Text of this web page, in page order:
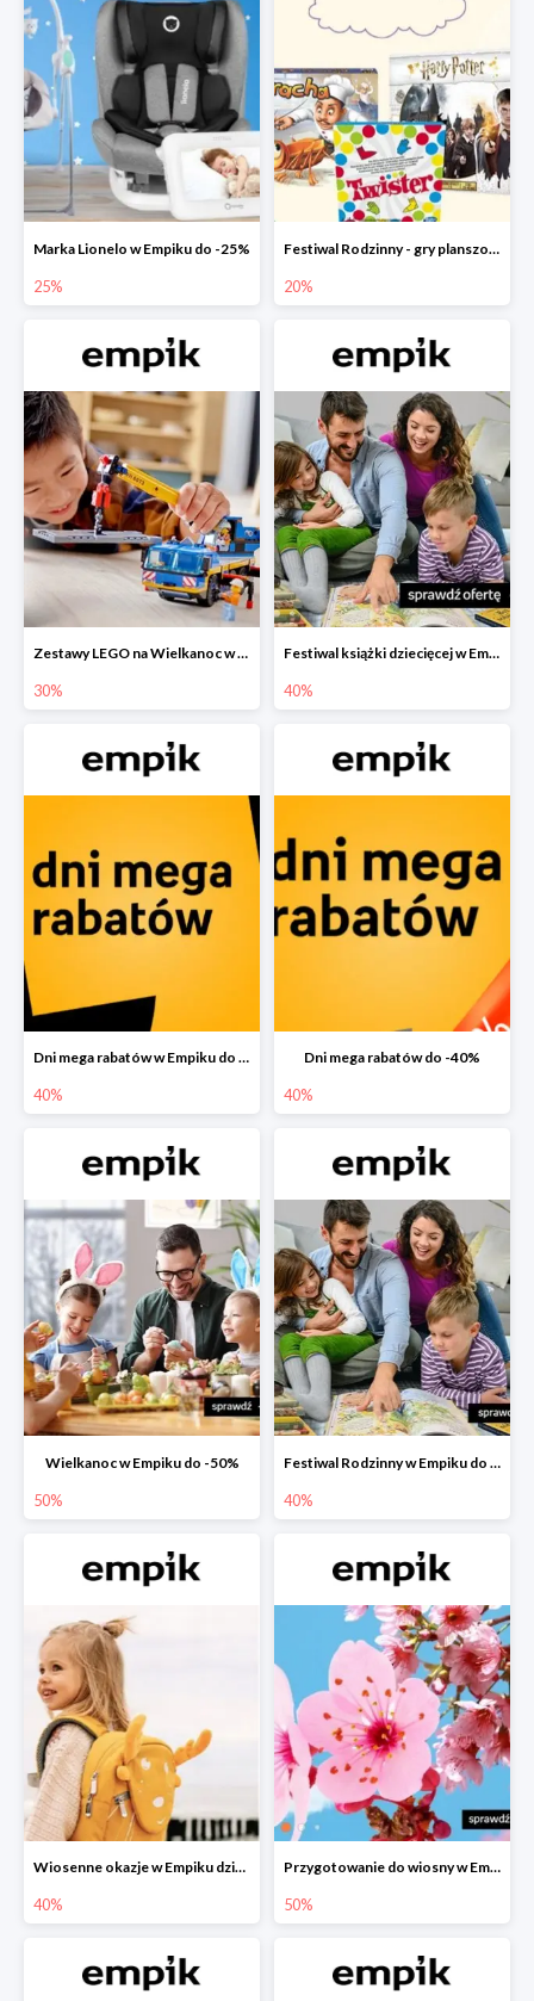
Marka Lionelo w Empiku do -25%
25%
Festiwal Rodzinny - gry planszowe w Empiku do -20%
20%
Zestawy LEGO na Wielkanoc w Empiku do -30%
30%
Festiwal książki dziecięcej w Empiku do -40%
40%
Dni mega rabatów w Empiku do -40%
40%
Dni mega rabatów do -40%
40%
Wielkanoc w Empiku do -50%
50%
Festiwal Rodzinny w Empiku do -40%
40%
Wiosenne okazje w Empiku dziecko w podróży do -40%
40%
Przygotowanie do wiosny w Empiku - setki produktów do -50%
50%